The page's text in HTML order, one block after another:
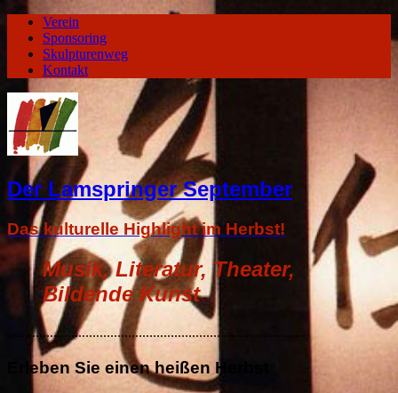
Verein
Sponsoring
Skulpturenweg
Kontakt
Der Lamspringer September
Das kulturelle Highlight im Herbst!
Musik, Literatur, Theater,
Bildende Kunst
....................................................................................
Erleben Sie einen heißen Herbst